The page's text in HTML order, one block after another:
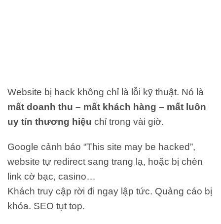
Website bị hack không chỉ là lỗi kỹ thuật. Nó là
mất doanh thu – mất khách hàng – mất luôn
uy tín thương hiệu chỉ trong vài giờ.
Google cảnh báo “This site may be hacked”,
website tự redirect sang trang lạ, hoặc bị chèn
link cờ bạc, casino…
Khách truy cập rời đi ngay lập tức. Quảng cáo bị
khóa. SEO tụt top.